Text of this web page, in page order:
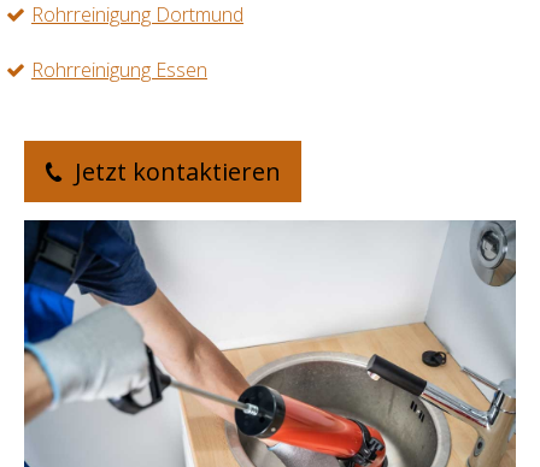
Rohrreinigung Dortmund
Rohrreinigung Essen
Jetzt kontaktieren